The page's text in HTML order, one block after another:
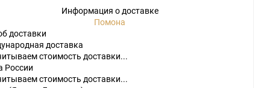
Игры[175]
[1]
Информация о доставке
Помона
доставки
доставка
стоимость доставки...
России
стоимость доставки...